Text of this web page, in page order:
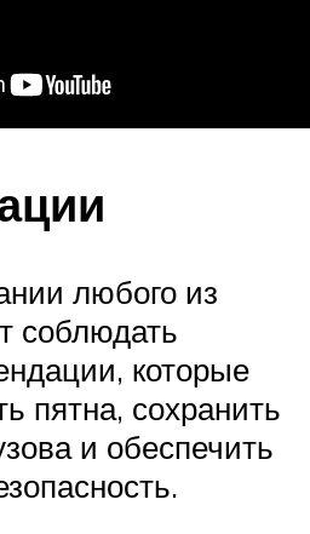
любого из
соблюдать
которые
пятна, сохранить
и обеспечить